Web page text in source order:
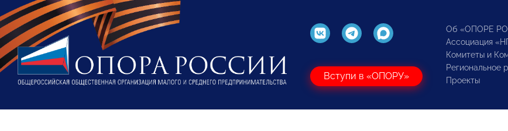
Вступи в «ОПОРУ»
Об «ОПОРЕ
Ассоциация
Комитеты и
Региональное
Проекты